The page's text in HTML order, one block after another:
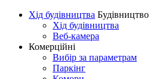
Хід будівництва Будівництво
Хід будівництва
Веб-камера
Комерційні
Вибір за параметрам
Паркінг